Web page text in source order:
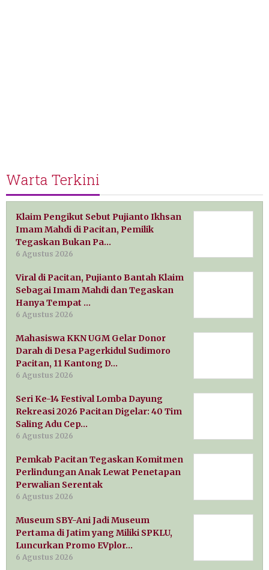
Warta Terkini
Klaim Pengikut Sebut Pujianto Ikhsan
Imam Mahdi di Pacitan, Pemilik
Tegaskan Bukan Pa…
6 Agustus 2026
Viral di Pacitan, Pujianto Bantah Klaim
Sebagai Imam Mahdi dan Tegaskan
Hanya Tempat …
6 Agustus 2026
Mahasiswa KKN UGM Gelar Donor
Darah di Desa Pagerkidul Sudimoro
Pacitan, 11 Kantong D…
6 Agustus 2026
Seri Ke-14 Festival Lomba Dayung
Rekreasi 2026 Pacitan Digelar: 40 Tim
Saling Adu Cep…
6 Agustus 2026
Pemkab Pacitan Tegaskan Komitmen
Perlindungan Anak Lewat Penetapan
Perwalian Serentak
6 Agustus 2026
Museum SBY-Ani Jadi Museum
Pertama di Jatim yang Miliki SPKLU,
Luncurkan Promo EVplor…
6 Agustus 2026